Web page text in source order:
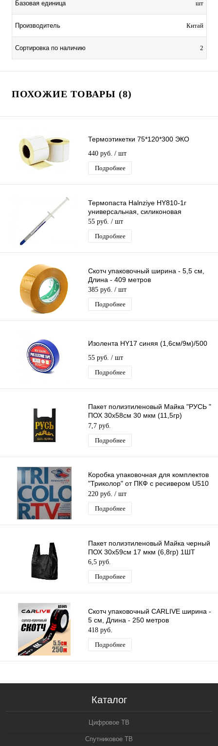
Базовая единица шт
Производитель Китай
Сортировка по наличию 2
ПОХОЖИЕ ТОВАРЫ (8)
Термоэтикетки 75*120*300 ЭКО
440 руб. / шт
Подробнее
Термопаста Halnziye HY810-1г
универсальная, силиконовая
55 руб. / шт
Подробнее
Скотч упаковочный ширина - 5,5 см,
Длина - 409 метров
385 руб. / шт
Подробнее
Изолента HY17 синяя (1,6см/9м)/500
55 руб. / шт
Подробнее
Пакет полиэтиленовый Майка "РУСЬ "
ПОХ 30х58см 30 мкм (11,5гр)
/50шт/750 шт*меш, 1ШТ.
7,7 руб.
Подробнее
Коробка упаковочная для комплектов
"Триколор" от ПКФ с ресивером U510
Европа без картонных прокладок
220 руб. / шт
Подробнее
Пакет полиэтиленовый Майка черный
ПОХ 30х59см 17 мкм (6,8гр) 1ШТ
6,5 руб.
Подробнее
Скотч упаковочный CARLIVE ширина -
5 см, Длина - 250 метров
418 руб.
Подробнее
Каталог
Цифровое ТВ
Спутниковое ТВ